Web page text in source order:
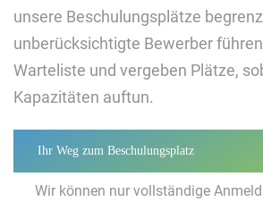
unsere Beschulungsplätze
unberücksichtigte Bewerber
Warteliste und vergeben Plätze,
Kapazitäten auftun.
Ihr Weg zum Beschulungsplatz
Wir können nur vollständige